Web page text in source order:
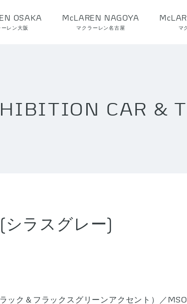
OSAKA
レン大阪
McLAREN NAGOYA
マクラーレン名古屋 マ
CAR &
ラスグレー)
ック＆フラックスグリーンアクセント）／